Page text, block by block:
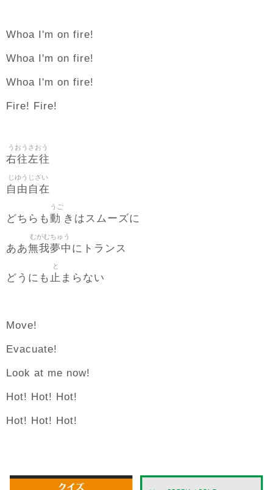
Whoa I'm on fire!
Whoa I'm on fire!
Whoa I'm on fire!
Fire! Fire!
右往左往
うおうさおう
自由自在
じゆうじざい
どちらも動
うご
きはスムーズに
ああ無我夢中
むがむちゅう
にトランス
どうにも止
と
まらない
Move!
Evacuate!
Look at me now!
Hot! Hot! Hot!
Hot! Hot! Hot!